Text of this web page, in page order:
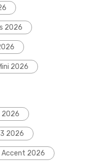
2026
2026
2026
2026
Accent 2026